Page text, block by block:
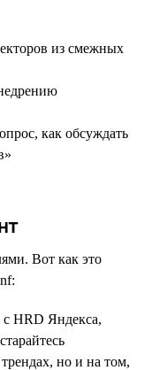
из смежных
как обсуждать
Вот как это
с HRD Яндекса,
но и на том,